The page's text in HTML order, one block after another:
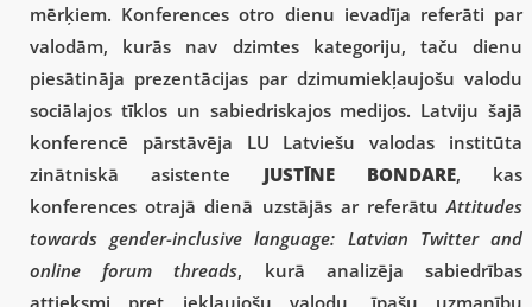
mērķiem. Konferences otro dienu ievadīja referāti par
valodām, kurās nav dzimtes kategoriju, taču dienu
piesātināja prezentācijas par dzimumiekļaujošu valodu
sociālajos tīklos un sabiedriskajos medijos. Latviju šajā
konferencē pārstāvēja LU Latviešu valodas institūta
zinātniskā asistente JUSTĪNE BONDARE, kas
konferences otrajā dienā uzstājās ar referātuAttitudes
towards gender-inclusive language: Latvian Twitter and
online forum threads, kurā analizēja sabiedrības
attieksmi pret iekļaujošu valodu, īpašu uzmanību